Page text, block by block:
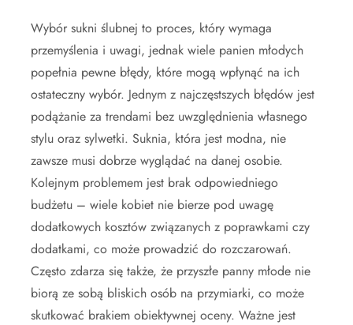
Wybór sukni ślubnej to proces, który wymaga
przemyślenia i uwagi, jednak wiele panien młodych
popełnia pewne błędy, które mogą wpłynąć na ich
ostateczny wybór. Jednym z najczęstszych błędów jest
podążanie za trendami bez uwzględnienia własnego
stylu oraz sylwetki. Suknia, która jest modna, nie
zawsze musi dobrze wyglądać na danej osobie.
Kolejnym problemem jest brak odpowiedniego
budżetu – wiele kobiet nie bierze pod uwagę
dodatkowych kosztów związanych z poprawkami czy
dodatkami, co może prowadzić do rozczarowań.
Często zdarza się także, że przyszłe panny młode nie
biorą ze sobą bliskich osób na przymiarki, co może
skutkować brakiem obiektywnej oceny. Ważne jest